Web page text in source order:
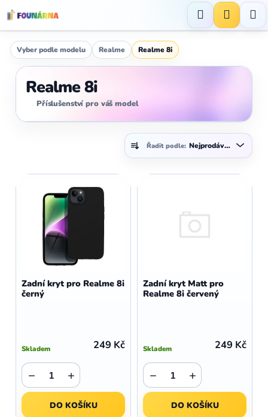
na
obsah
Hledat
Vyber podle modelu Realme Realme 8i
Realme 8i
Příslušenství pro váš model
Ř
a
e
d
ů
Řadit podle: Nejprodávanější
ý
o
d
ů
Zadní kryt pro Realme 8i
černý
Skladem 249 Kč
+
−
DO KOŠÍKU
Zadní kryt Matt pro
Realme 8i červený
Skladem 249 Kč
+
−
DO KOŠÍKU